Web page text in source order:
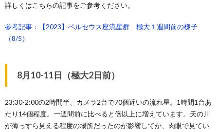
詳しくはこちらの記事をご参考ください。
参考記事：【2023】ペルセウス座流星群 極大１週間前の様子
（8/5）
8月10-11日（極大2日前）
23:30-2:00の2時間半、カメラ2台で70個近いの流れ星。1時間1台あ
たり14個程度。一週間前に比べると倍以上に増えています。天の川
が薄っすら見える程度の場所だったのが影響してか、肉眼で見てい